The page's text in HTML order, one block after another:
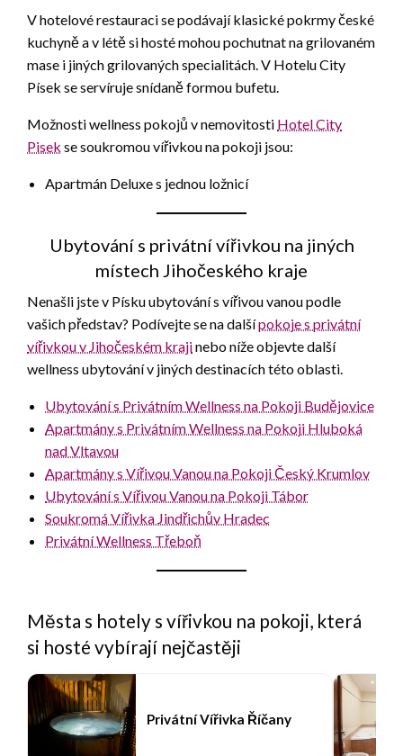
V hotelové restauraci se podávají klasické pokrmy české
kuchyně a v létě si hosté mohou pochutnat na grilovaném
mase i jiných grilovaných specialitách. V Hotelu City
Písek se servíruje snídaně formou bufetu.
Možnosti wellness pokojů v nemovitosti Hotel City
Pisek se soukromou vířivkou na pokoji jsou:
Apartmán Deluxe s jednou ložnicí
Ubytování s privátní vířivkou na jiných
místech Jihočeského kraje
Nenašli jste v Písku ubytování s vířivou vanou podle
vašich představ? Podívejte se na dalšípokoje s privátní
vířivkou v Jihočeském krajinebo níže objevte další
wellness ubytování v jiných destinacích této oblasti.
Ubytování s Privátním Wellness na Pokoji Budějovice
Apartmány s Privátním Wellness na Pokoji Hluboká
nad Vltavou
Apartmány s Vířivou Vanou na Pokoji Český Krumlov
Ubytování s Vířivou Vanou na Pokoji Tábor
Soukromá Vířivka Jindřichův Hradec
Privátní Wellness Třeboň
Města s hotely s vířivkou na pokoji, která
si hosté vybírají nejčastěji
Privátní Vířivka Říčany